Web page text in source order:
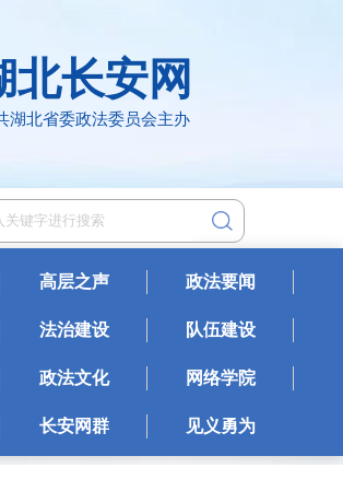
北长安网
湖北省委政法委员会主办
高层之声 政法要闻
法治建设 队伍建设
政法文化 网络学院
长安网群 见义勇为